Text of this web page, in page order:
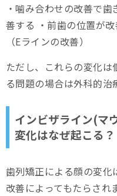
・噛み合わせの改善で
善する ・前歯の位置が
（Eラインの改善）
ただし、これらの変化
る問題の場合は外科的治
インビザライン(マ
変化はなぜ起こる？
歯列矯正による顔の変
改善によってもたらされ